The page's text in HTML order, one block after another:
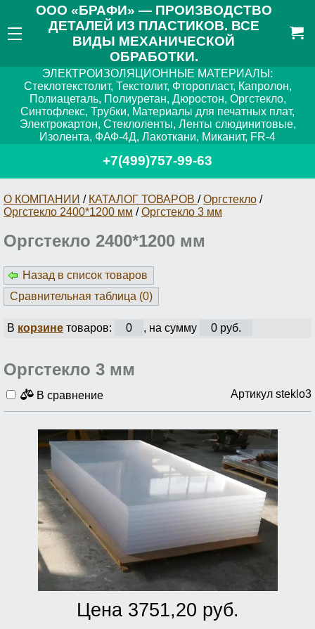
ООО «БРАФИ» — ПРОИЗВОДСТВО
ДЕТАЛЕЙ ИЗ ПЛАСТИКОВ. ВСЕ
ВИДЫ МЕХАНИЧЕСКОЙ
ОБРАБОТКИ.
ЭЛЕКТРОИЗОЛЯЦИОННЫЕ МАТЕРИАЛЫ:
Стеклотекстолит, Текстолит, Фторопласт, Капролон,
Полиацеталь, Полиуретан, Дюростон, Оргстекло,
Синтофлекс, Трубки, Материалы для печатных плат,
Электрокартон, Стеклоленты, Ленты слюдинитовые,
Изолента, ФАФ-4Д, Лакоткани, Миканит, FR-4
+7(499)757-99-63
О КОМПАНИИ / КАТАЛОГ ТОВАРОВ /Оргстекло /
Оргстекло 2400*1200 мм /Оргстекло 3 мм
Оргстекло 2400*1200 мм
Назад в список товаров
Сравнительная таблица (0)
В корзинетоваров: 0 , на сумму 0 руб.
Оргстекло 3 мм
В сравнение Артикул steklo3
Цена 3751,20 руб.